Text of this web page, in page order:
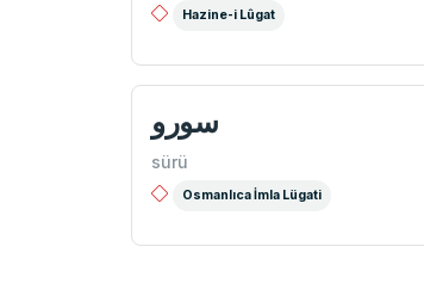
Hazine-i Lûgat
سورو
sürü
Osmanlıca İmla Lügati